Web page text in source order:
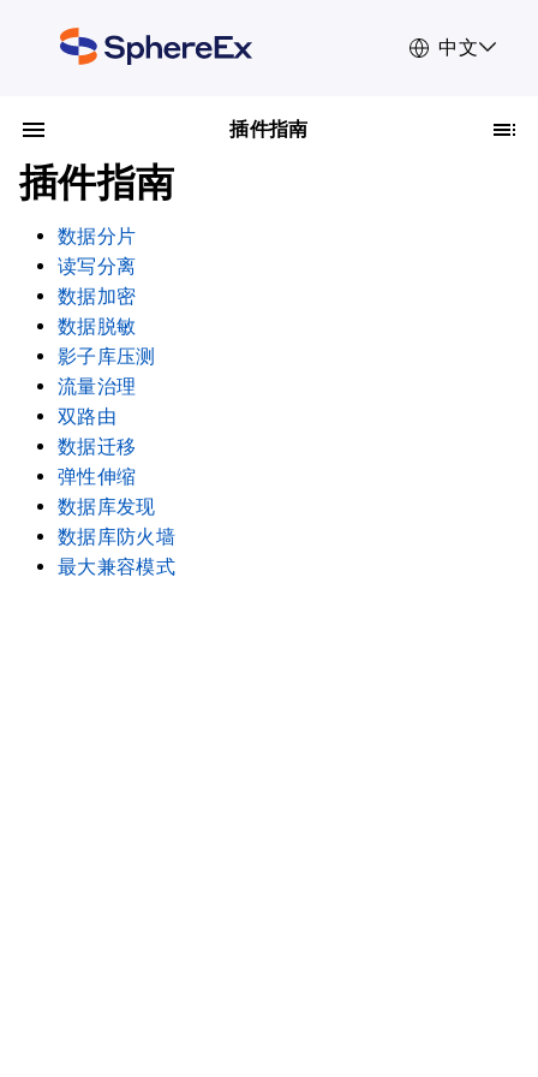
中文
插件指南
插件指南
数据分片
读写分离
数据加密
数据脱敏
影子库压测
流量治理
双路由
数据迁移
弹性伸缩
数据库发现
数据库防火墙
最大兼容模式